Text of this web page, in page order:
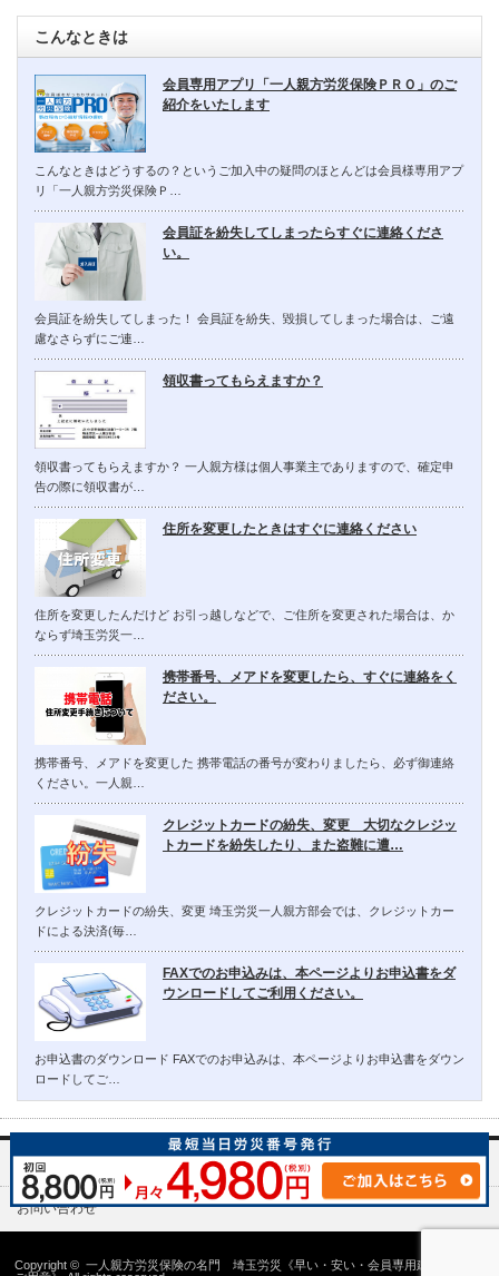
こんなときは
会員専用アプリ「一人親方労災保険ＰＲＯ」のご
紹介をいたします
こんなときはどうするの？というご加入中の疑問のほとんどは会員様専用アプ
リ「一人親方労災保険Ｐ…
会員証を紛失してしまったらすぐに連絡くださ
い。
会員証を紛失してしまった！ 会員証を紛失、毀損してしまった場合は、ご遠
慮なさらずにご連…
領収書ってもらえますか？
領収書ってもらえますか？ 一人親方様は個人事業主でありますので、確定申
告の際に領収書が…
住所を変更したときはすぐに連絡ください
住所を変更したんだけど お引っ越しなどで、ご住所を変更された場合は、か
ならず埼玉労災一…
携帯番号、メアドを変更したら、すぐに連絡をく
ださい。
携帯番号、メアドを変更した 携帯電話の番号が変わりましたら、必ず御連絡
ください。一人親…
クレジットカードの紛失、変更 大切なクレジッ
トカードを紛失したり、また盗難に遭…
クレジットカードの紛失、変更 埼玉労災一人親方部会では、クレジットカー
ドによる決済(毎…
FAXでのお申込みは、本ページよりお申込書をダ
ウンロードしてご利用ください。
お申込書のダウンロード FAXでのお申込みは、本ページよりお申込書をダウン
ロードしてご…
埼玉労災一人親方部会について
お問い合わせ
Copyright ©一人親方労災保険の名門 埼玉労災《早い・安い・会員専用建設国保の